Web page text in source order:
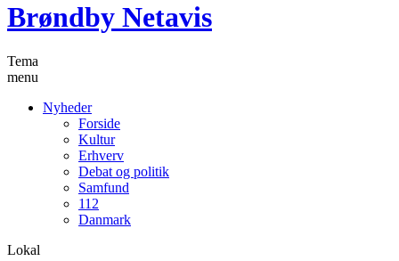
Brøndby Netavis
Tema
menu
Nyheder
Forside
Kultur
Erhverv
Debat og politik
Samfund
112
Danmark
Lokal